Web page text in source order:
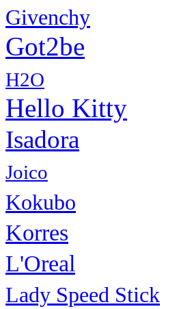
Givenchy
Got2be
H2O
Hello Kitty
Isadora
Joico
Kokubo
Korres
L'Oreal
Lady Speed Stick